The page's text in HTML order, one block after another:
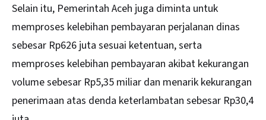
Selain itu, Pemerintah Aceh juga diminta untuk
memproses kelebihan pembayaran perjalanan dinas
sebesar Rp626 juta sesuai ketentuan, serta
memproses kelebihan pembayaran akibat kekurangan
volume sebesar Rp5,35 miliar dan menarik kekurangan
penerimaan atas denda keterlambatan sebesar Rp30,4